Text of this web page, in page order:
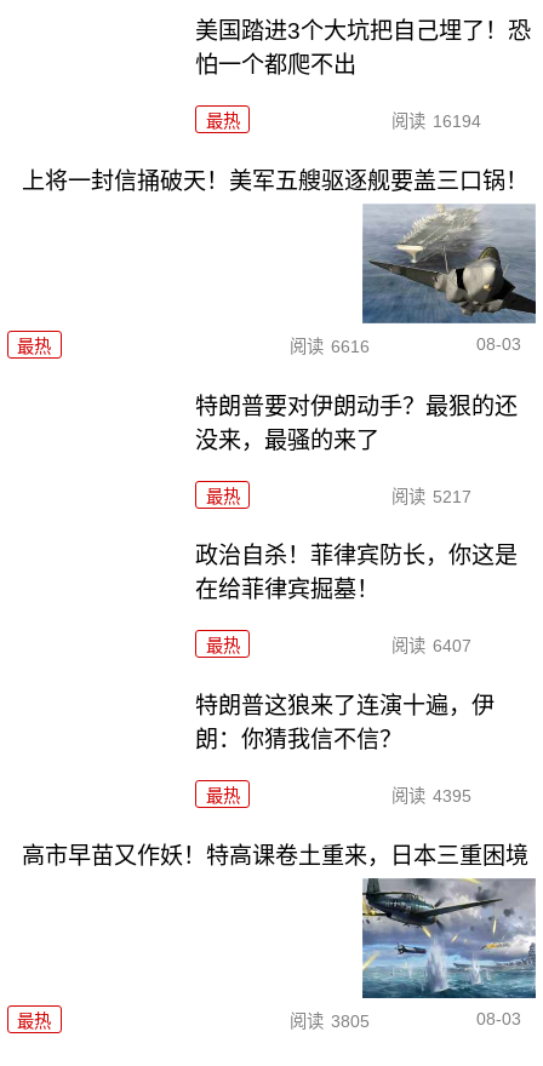
美国踏进3个大坑把自己埋了！恐
怕一个都爬不出
最热 阅读 16194
上将一封信捅破天！美军五艘驱逐舰要盖三口锅！
最热 阅读 6616 08-03
特朗普要对伊朗动手？最狠的还
没来，最骚的来了
最热 阅读 5217
政治自杀！菲律宾防长，你这是
在给菲律宾掘墓！
最热 阅读 6407
特朗普这狼来了连演十遍，伊
朗：你猜我信不信？
最热 阅读 4395
高市早苗又作妖！特高课卷土重来，日本三重困境
最热 阅读 3805 08-03